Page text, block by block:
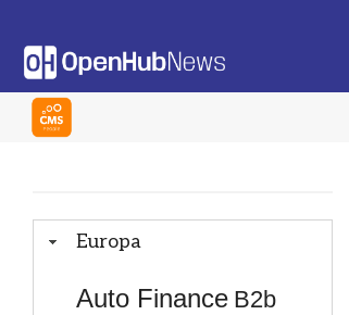
contenido
Europa
Auto Finance B2b